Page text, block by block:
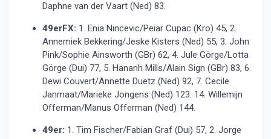
Daphne van der Vaart (Ned) 83.
49erFX: 1. Enia Nincevic/Peiar Cupac (Kro) 45, 2.
Annemiek Bekkering/Jeske Kisters (Ned) 55, 3. John
Pink/Sophie Ainsworth (GBr) 62, 4. Jule Görge/Lotta
Görge (Dui) 77, 5. Hananh Mills/Alain Sign (GBr) 83, 6.
Dewi Couvert/Annette Duetz (Ned) 92, 7. Cecile
Janmaat/Marieke Jongens (Ned) 123. 14. Willemijn
Offerman/Manus Offerman (Ned) 144.
49er: 1. Tim Fischer/Fabian Graf (Dui) 57, 2. Jorge